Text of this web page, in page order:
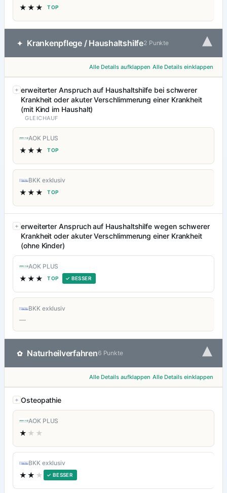
★★★ TOP
✦ Krankenpflege / Haushaltshilfe2 Punkte ▾
Alle Details aufklappen Alle Details einklappen
erweiterter Anspruch auf Haushaltshilfe bei schwerer
Krankheit oder akuter Verschlimmerung einer Krankheit
(mit Kind im Haushalt)
GLEICHAUF
AOK PLUS
★★★ TOP
BKK exklusiv
★★★ TOP
erweiterter Anspruch auf Haushaltshilfe wegen schwerer
Krankheit oder akuter Verschlimmerung einer Krankheit
(ohne Kinder)
AOK PLUS
★★★ TOP ✓ BESSER
BKK exklusiv
—
✿ Naturheilverfahren6 Punkte ▾
Alle Details aufklappen Alle Details einklappen
Osteopathie
AOK PLUS
★ ★★
BKK exklusiv
★★ ★ ✓ BESSER